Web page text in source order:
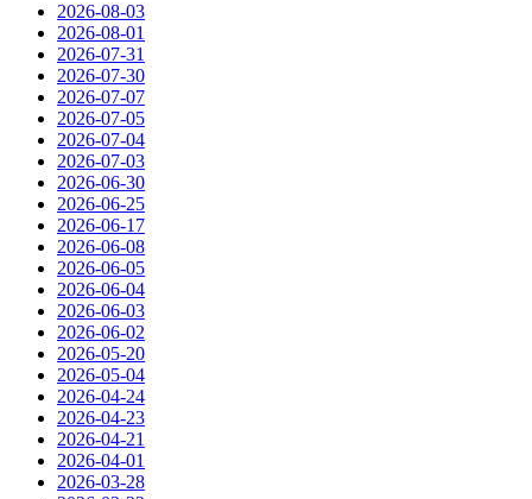
2026-08-03
2026-08-01
2026-07-31
2026-07-30
2026-07-07
2026-07-05
2026-07-04
2026-07-03
2026-06-30
2026-06-25
2026-06-17
2026-06-08
2026-06-05
2026-06-04
2026-06-03
2026-06-02
2026-05-20
2026-05-04
2026-04-24
2026-04-23
2026-04-21
2026-04-01
2026-03-28